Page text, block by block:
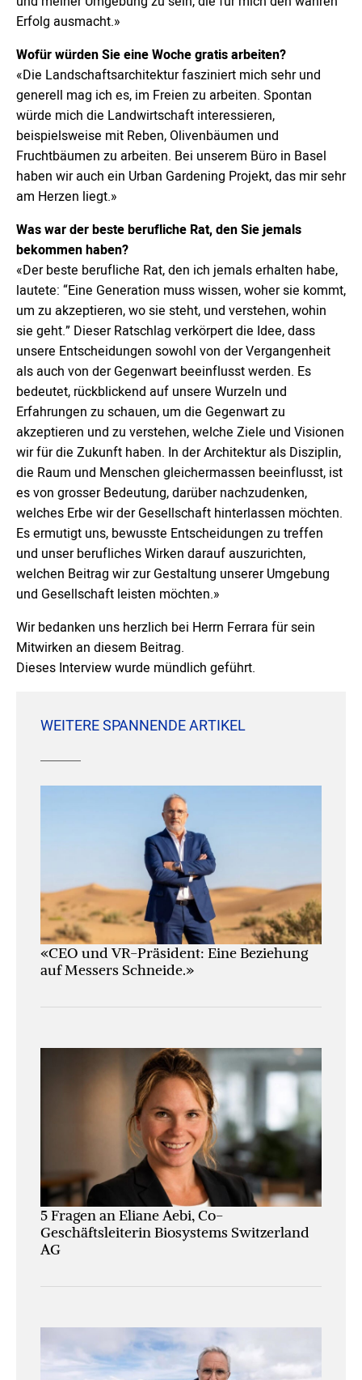
Erfolg ausmacht.»
Wofür würden Sie eine Woche gratis arbeiten?
«Die Landschaftsarchitektur fasziniert mich sehr und
generell mag ich es, im Freien zu arbeiten. Spontan
würde mich die Landwirtschaft interessieren,
beispielsweise mit Reben, Olivenbäumen und
Fruchtbäumen zu arbeiten. Bei unserem Büro in Basel
haben wir auch ein Urban Gardening Projekt, das mir sehr
am Herzen liegt.»
Was war der beste berufliche Rat, den Sie jemals
bekommen haben?
«Der beste berufliche Rat, den ich jemals erhalten habe,
lautete: “Eine Generation muss wissen, woher sie kommt,
um zu akzeptieren, wo sie steht, und verstehen, wohin
sie geht.” Dieser Ratschlag verkörpert die Idee, dass
unsere Entscheidungen sowohl von der Vergangenheit
als auch von der Gegenwart beeinflusst werden. Es
bedeutet, rückblickend auf unsere Wurzeln und
Erfahrungen zu schauen, um die Gegenwart zu
akzeptieren und zu verstehen, welche Ziele und Visionen
wir für die Zukunft haben. In der Architektur als Disziplin,
die Raum und Menschen gleichermassen beeinflusst, ist
es von grosser Bedeutung, darüber nachzudenken,
welches Erbe wir der Gesellschaft hinterlassen möchten.
Es ermutigt uns, bewusste Entscheidungen zu treffen
und unser berufliches Wirken darauf auszurichten,
welchen Beitrag wir zur Gestaltung unserer Umgebung
und Gesellschaft leisten möchten.»
Wir bedanken uns herzlich bei Herrn Ferrara für sein
Mitwirken an diesem Beitrag.
Dieses Interview wurde mündlich geführt.
WEITERE SPANNENDE ARTIKEL
«CEO und VR-Präsident: Eine Beziehung
auf Messers Schneide.»
5 Fragen an Eliane Aebi, Co-
Geschäftsleiterin Biosystems Switzerland
AG